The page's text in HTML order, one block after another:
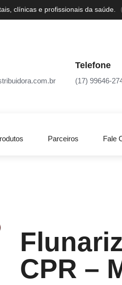
clínicas e profissionais da saúde.
Telefone
(17) 99646-
Parceiros Fale
CPR –